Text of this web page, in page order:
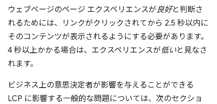
ウェブページのページ エクスペリエンスが良好と判断さ
れるためには、リンクがクリックされてから 2.5 秒以内に
そのコンテンツが表示されるようにする必要があります。
4 秒以上かかる場合は、エクスペリエンスが低いと見なさ
れます。
ビジネス上の意思決定者が影響を与えることができる
LCP に影響する一般的な問題については、次のセクショ